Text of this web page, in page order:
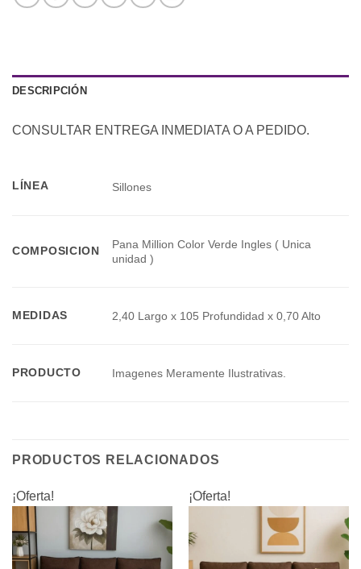
DESCRIPCIÓN
CONSULTAR ENTREGA INMEDIATA O A PEDIDO.
LÍNEA Sillones
COMPOSICION
Pana Million Color Verde Ingles ( Unica
unidad )
MEDIDAS 2,40 Largo x 105 Profundidad x 0,70 Alto
PRODUCTO Imagenes Meramente Ilustrativas.
PRODUCTOS RELACIONADOS
¡Oferta! ¡Oferta!